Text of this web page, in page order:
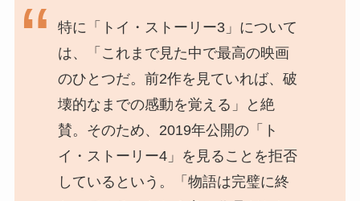
特に「トイ・ストーリー3」について
は、「これまで見た中で最高の映画
のひとつだ。前2作を見ていれば、破
壊的なまでの感動を覚える」と絶
賛。そのため、2019年公開の「ト
イ・ストーリー4」を見ることを拒否
しているという。「物語は完璧に終